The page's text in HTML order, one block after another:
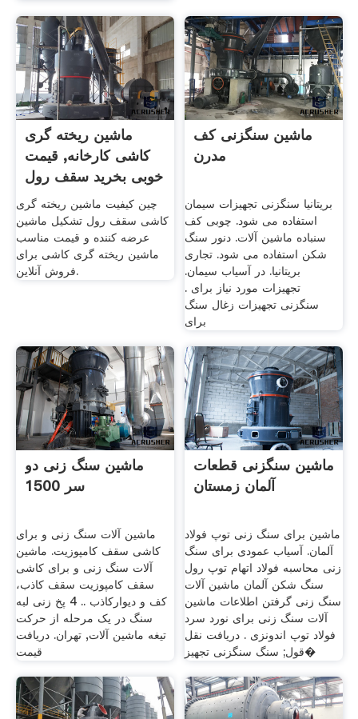
ماشین ریخته گری
کاشی کارخانه, قیمت
خوبی بخرید سقف رول
چین کیفیت ماشین ریخته گری
کاشی سقف رول تشکیل ماشین
عرضه کننده و قیمت مناسب
ماشین ریخته گری کاشی برای
فروش آنلاین.
ماشین سنگزنی کف
مدرن
بریتانیا سنگزنی تجهیزات سیمان
استفاده می شود. چوبی کف
سنباده ماشین آلات. دنور سنگ
شکن استفاده می شود. تجاری
بریتانیا. در آسیاب سیمان.
تجهیزات مورد نیاز برای .
سنگزنی تجهیزات زغال سنگ
برای
ماشین سنگ زنی دو
سر 1500
ماشین آلات سنگ زنی و برای
کاشی سقف کامپوزیت. ماشین
آلات سنگ زنی و برای کاشی
سقف کامپوزیت سقف کاذب،
کف و دیوارکاذب .. 4 پخ زنی لبه
سنگ در يک مرحله از حرکت
تيغه ماشین آلات, تهران. دریافت
قیمت
ماشین سنگزنی قطعات
آلمان زمستان
ماشین برای سنگ زنی توپ فولاد
آلمان. آسیاب عمودی برای سنگ
زنی محاسبه فولاد اتهام توپ رول
سنگ شکن آلمان ماشین آلات
سنگ زنی گرفتن اطلاعات ماشین
آلات سنگ زنی برای نورد سرد
فولاد توپ اندونزی . دریافت نقل
قول; سنگ سنگزنی تجهیز�